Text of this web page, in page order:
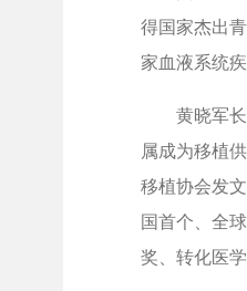
得国家杰出
家血液系统
黄晓军
属成为移植
移植协会发
国首个、全
奖、转化医